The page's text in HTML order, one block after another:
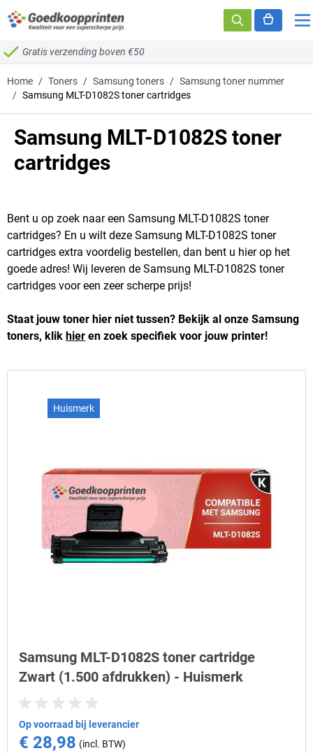
Ga naar de inhoud
Gratis verzending boven €50
Home / Toners / Samsung toners / Samsung toner nummer
/ Samsung MLT-D1082S toner cartridges
Samsung MLT-D1082S toner
cartridges
Bent u op zoek naar een Samsung MLT-D1082S toner
cartridges? En u wilt deze Samsung MLT-D1082S toner
cartridges extra voordelig bestellen, dan bent u hier op het
goede adres! Wij leveren de Samsung MLT-D1082S toner
cartridges voor een zeer scherpe prijs!
Staat jouw toner hier niet tussen? Bekijk al onze Samsung
toners, klik hier en zoek specifiek voor jouw printer!
Huismerk
Samsung MLT-D1082S toner cartridge
Zwart (1.500 afdrukken) - Huismerk
Op voorraad bij leverancier
€ 28,98